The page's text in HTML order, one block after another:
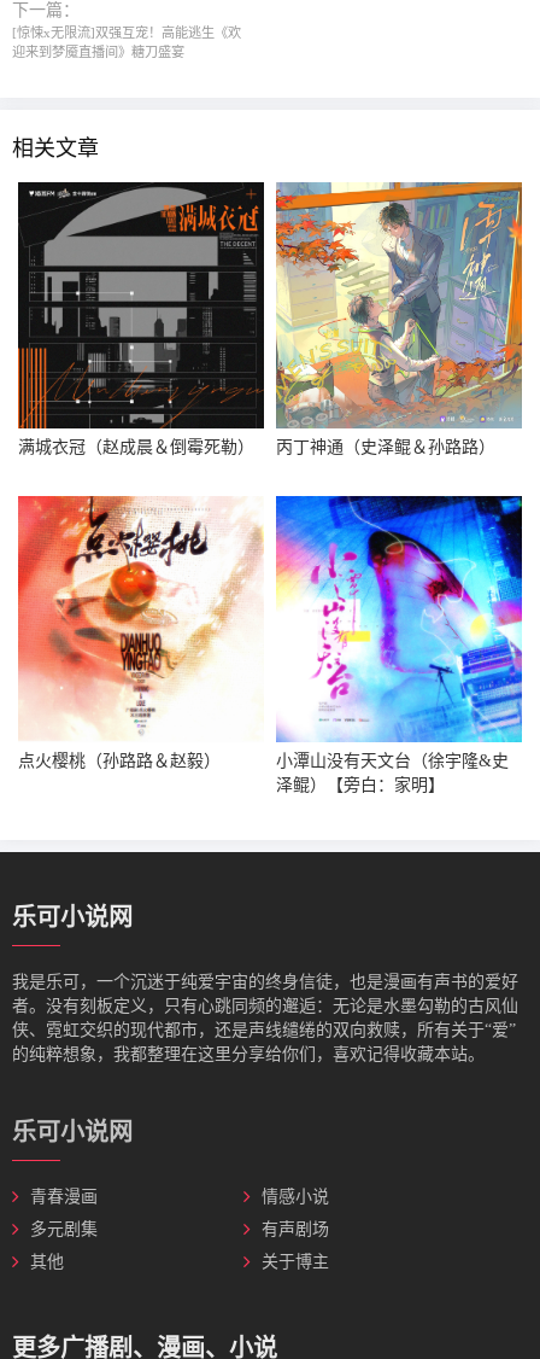
下一篇：
[惊悚x无限流]双强互宠！高能逃生《欢
迎来到梦魇直播间》糖刀盛宴
相关文章
满城衣冠（赵成晨＆倒霉死勒） 丙丁神通（史泽鲲＆孙路路）
点火樱桃（孙路路＆赵毅）
小潭山没有天文台（徐宇隆&史
泽鲲）【旁白：家明】
乐可小说网
我是‌乐可，一个沉迷于纯爱宇宙的终身信徒，也是漫画有声书的爱好
者。没有刻板定义，只有心跳同频的邂逅：无论是水墨勾勒的古风仙
侠、霓虹交织的现代都市，还是声线缱绻的双向救赎，所有关于“爱”
的纯粹想象，我都整理在这里分享给你们，喜欢记得收藏本站。
乐可小说网
青春漫画
情感小说
多元剧集
有声剧场
其他
关于博主
更多广播剧、漫画、小说